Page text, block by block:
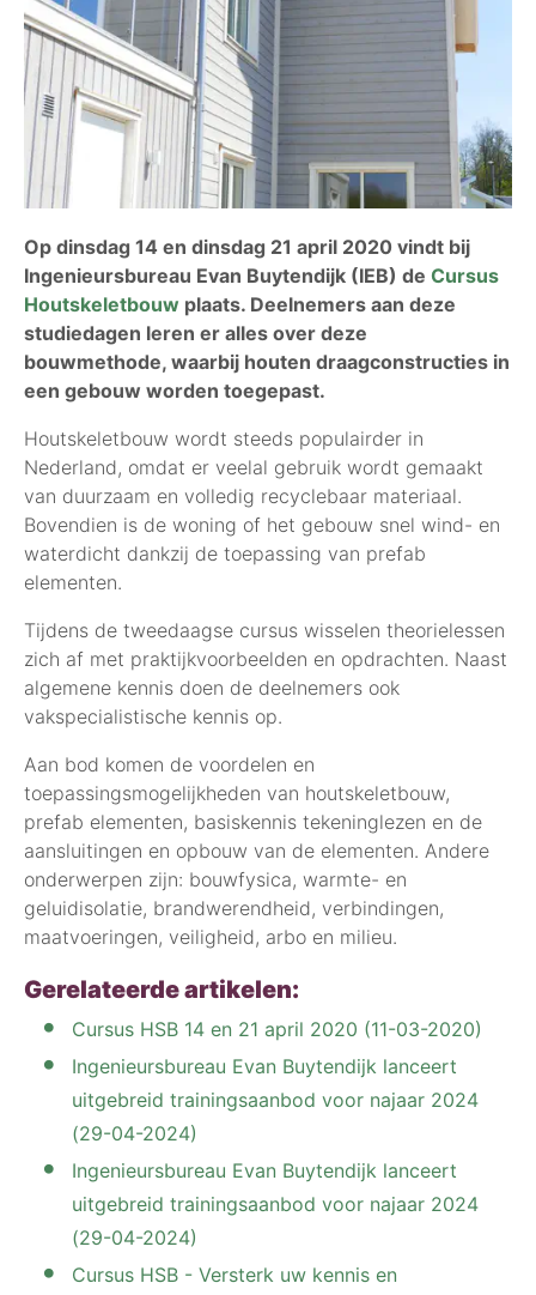
Op dinsdag 14 en dinsdag 21 april 2020 vindt bij
Ingenieursbureau Evan Buytendijk (IEB) de Cursus
Houtskeletbouw plaats. Deelnemers aan deze
studiedagen leren er alles over deze
bouwmethode, waarbij houten draagconstructies in
een gebouw worden toegepast.
Houtskeletbouw wordt steeds populairder in
Nederland, omdat er veelal gebruik wordt gemaakt
van duurzaam en volledig recyclebaar materiaal.
Bovendien is de woning of het gebouw snel wind- en
waterdicht dankzij de toepassing van prefab
elementen.
Tijdens de tweedaagse cursus wisselen theorielessen
zich af met praktijkvoorbeelden en opdrachten. Naast
algemene kennis doen de deelnemers ook
vakspecialistische kennis op.
Aan bod komen de voordelen en
toepassingsmogelijkheden van houtskeletbouw,
prefab elementen, basiskennis tekeninglezen en de
aansluitingen en opbouw van de elementen. Andere
onderwerpen zijn: bouwfysica, warmte- en
geluidisolatie, brandwerendheid, verbindingen,
maatvoeringen, veiligheid, arbo en milieu.
Gerelateerde artikelen:
Cursus HSB 14 en 21 april 2020 (11-03-2020)
Ingenieursbureau Evan Buytendijk lanceert
uitgebreid trainingsaanbod voor najaar 2024
(29-04-2024)
Ingenieursbureau Evan Buytendijk lanceert
uitgebreid trainingsaanbod voor najaar 2024
(29-04-2024)
Cursus HSB - Versterk uw kennis en